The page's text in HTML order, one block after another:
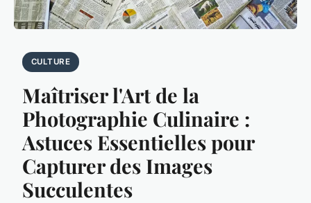
CULTURE
Maîtriser l'Art de la
Photographie Culinaire :
Astuces Essentielles pour
Capturer des Images
Succulentes